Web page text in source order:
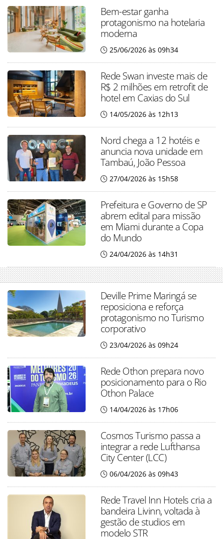
Bem-estar ganha
protagonismo na hotelaria
moderna
25/06/2026 às 09h34
Rede Swan investe mais de
R$ 2 milhões em retrofit de
hotel em Caxias do Sul
14/05/2026 às 12h13
Nord chega a 12 hotéis e
anuncia nova unidade em
Tambaú, João Pessoa
27/04/2026 às 15h58
Prefeitura e Governo de SP
abrem edital para missão
em Miami durante a Copa
do Mundo
24/04/2026 às 14h31
Deville Prime Maringá se
reposiciona e reforça
protagonismo no Turismo
corporativo
23/04/2026 às 09h24
Rede Othon prepara novo
posicionamento para o Rio
Othon Palace
14/04/2026 às 17h06
Cosmos Turismo passa a
integrar a rede Lufthansa
City Center (LCC)
06/04/2026 às 09h43
Rede Travel Inn Hotels cria a
bandeira Livinn, voltada à
gestão de studios em
modelo STR